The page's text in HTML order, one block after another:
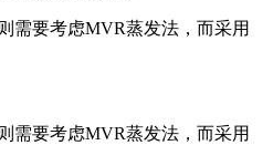
需要考虑MVR蒸发法，而采用
需要考虑MVR蒸发法，而采用